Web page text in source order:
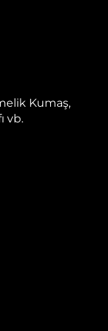
Kumaş,
vb.